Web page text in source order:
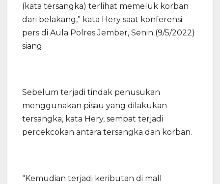
(kata tersangka) terlihat memeluk korban
dari belakang,” kata Hery saat konferensi
pers di Aula Polres Jember, Senin (9/5/2022)
siang.
Sebelum terjadi tindak penusukan
menggunakan pisau yang dilakukan
tersangka, kata Hery, sempat terjadi
percekcokan antara tersangka dan korban.
“Kemudian terjadi keributan di mall